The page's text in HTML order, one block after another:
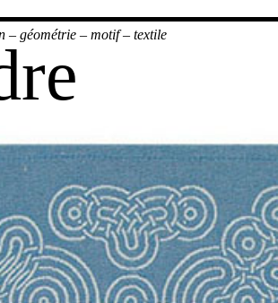
– géométrie – motif– textile